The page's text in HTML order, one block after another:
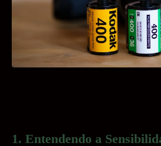
1. Entendendo a